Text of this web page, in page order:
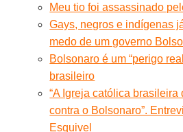
Meu tio foi assassinado
Gays, negros e indígenas
medo de um governo
Bolsonaro é um “perigo
brasileiro
“A Igreja católica brasileira
contra o Bolsonaro”.
Esquivel